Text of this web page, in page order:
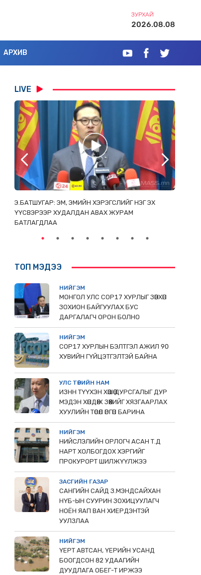
ЗУРХАЙ
2026.08.08
АРХИВ
LIVE
Э.БАТШУГАР: ЭМ, ЭМИЙН ХЭРЭГСЛИЙГ НЭГ ЭХ
ҮҮСВЭРЭЭР ХУДАЛДАН АВАХ ЖУРАМ
БАТЛАГДЛАА
ТОП МЭДЭЭ
НИЙГЭМ
МОНГОЛ УЛС СОР17 ХУРЛЫГ ЗӨВХӨН
ЗОХИОН БАЙГУУЛАХ БУС
ДАРГАЛАГЧ ОРОН БОЛНО
НИЙГЭМ
COP17 ХУРЛЫН БЭЛТГЭЛ АЖИЛ 90
ХУВИЙН ГҮЙЦЭТГЭЛТЭЙ БАЙНА
УЛС ТӨРИЙН НАМ
ИЗНН ТҮҮХЭН ХӨШӨӨ ДУРСГАЛЫГ ДУР
МЭДЭН ХӨНДӨЖ ЗӨӨХИЙГ ХЯЗГААРЛАХ
ХУУЛИЙН ТӨСӨЛ ӨРГӨН БАРИНА
НИЙГЭМ
НИЙСЛЭЛИЙН ОРЛОГЧ АСАН Т.Д
НАРТ ХОЛБОГДОХ ХЭРГИЙГ
ПРОКУРОРТ ШИЛЖҮҮЛЖЭЭ
ЗАСГИЙН ГАЗАР
САНГИЙН САЙД З.МЭНДСАЙХАН
НҮБ-ЫН СУУРИН ЗОХИЦУУЛАГЧ
НОЁН ЯАП ВАН ХИЕРДЭНТЭЙ
УУЛЗЛАА
НИЙГЭМ
ҮЕРТ АВТСАН, ҮЕРИЙН УСАНД
БООГДСОН 82 УДААГИЙН
ДУУДЛАГА ОБЕГ-Т ИРЖЭЭ